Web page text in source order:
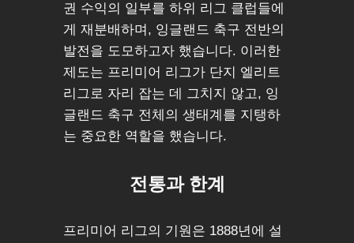
권 수익의 일부를 하위 리그 클럽들에
게 재분배하며, 잉글랜드 축구 전반의
발전을 도모하고자 했습니다. 이러한
제도는 프리미어 리그가 단지 엘리트
리그로 자리 잡는 데 그치지 않고, 잉
글랜드 축구 전체의 생태계를 지탱하
는 중요한 역할을 했습니다.
전통과 한계
프리미어 리그의 기원은 1888년에 설